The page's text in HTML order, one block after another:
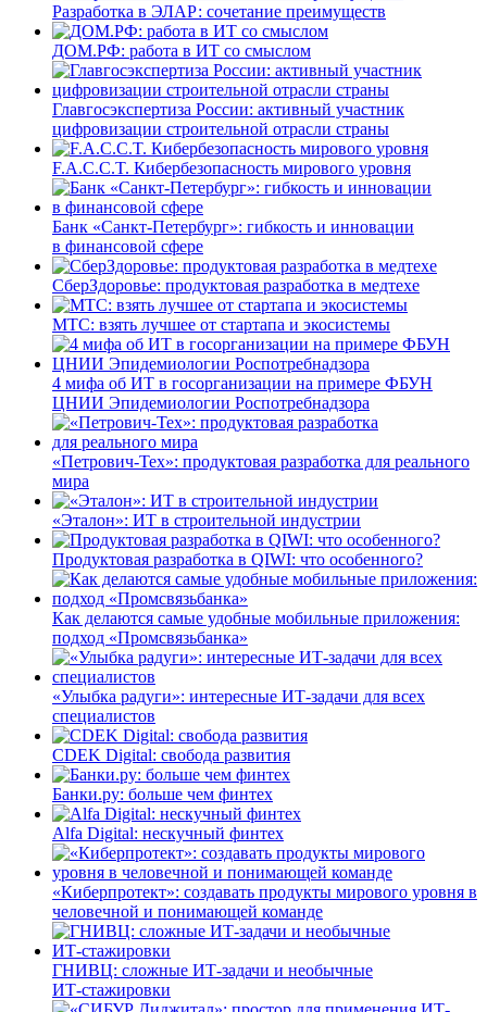
Разработка в ЭЛАР: сочетание преимуществ
ДОМ.РФ: работа в ИТ со смыслом
Главгосэкспертиза России: активный участник
цифровизации строительной отрасли страны
F.A.C.C.T. Кибербезопасность мирового уровня
Банк «Санкт-Петербург»: гибкость и инновации
в финансовой сфере
СберЗдоровье: продуктовая разработка в медтехе
МТС: взять лучшее от стартапа и экосистемы
4 мифа об ИТ в госорганизации на примере ФБУН
ЦНИИ Эпидемиологии Роспотребнадзора
«Петрович-Тех»: продуктовая разработка для реального
мира
«Эталон»: ИТ в строительной индустрии
Продуктовая разработка в QIWI: что особенного?
Как делаются самые удобные мобильные приложения:
подход «Промсвязьбанка»
«Улыбка радуги»: интересные ИТ-задачи для всех
специалистов
CDEK Digital: свобода развития
Банки.ру: больше чем финтех
Alfa Digital: нескучный финтех
«Киберпротект»: создавать продукты мирового уровня в
человечной и понимающей команде
ГНИВЦ: сложные ИТ‑задачи и необычные
ИТ‑стажировки